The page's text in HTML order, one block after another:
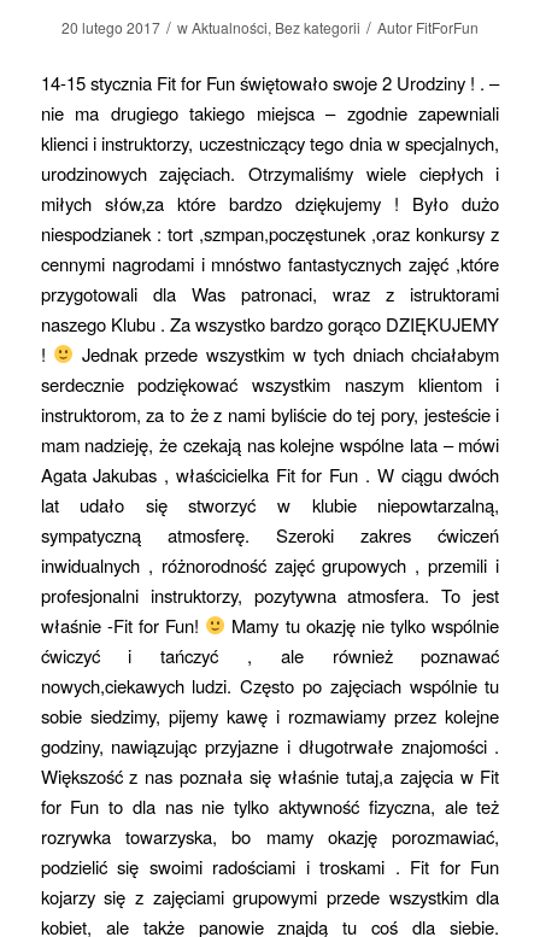
20 lutego 2017 / wAktualności, Bez kategorii / Autor FitForFun
14-15 stycznia Fit for Fun świętowało swoje 2 Urodziny ! . –
nie ma drugiego takiego miejsca – zgodnie zapewniali
klienci i instruktorzy, uczestniczący tego dnia w specjalnych,
urodzinowych zajęciach. Otrzymaliśmy wiele ciepłych i
miłych słów,za które bardzo dziękujemy ! Było dużo
niespodzianek : tort ,szmpan,poczęstunek ,oraz konkursy z
cennymi nagrodami i mnóstwo fantastycznych zajęć ,które
przygotowali dla Was patronaci, wraz z istruktorami
naszego Klubu . Za wszystko bardzo gorąco DZIĘKUJEMY
!
Jednak przede wszystkim w tych dniach chciałabym
serdecznie podziękować wszystkim naszym klientom i
instruktorom, za to że z nami byliście do tej pory, jesteście i
mam nadzieję, że czekają nas kolejne wspólne lata – mówi
Agata Jakubas , właścicielka Fit for Fun . W ciągu dwóch
lat udało się stworzyć w klubie niepowtarzalną,
sympatyczną atmosferę. Szeroki zakres ćwiczeń
inwidualnych , różnorodność zajęć grupowych , przemili i
profesjonalni instruktorzy, pozytywna atmosfera. To jest
właśnie -Fit for Fun!
Mamy tu okazję nie tylko wspólnie
ćwiczyć i tańczyć , ale również poznawać
nowych,ciekawych ludzi. Często po zajęciach wspólnie tu
sobie siedzimy, pijemy kawę i rozmawiamy przez kolejne
godziny, nawiązując przyjazne i długotrwałe znajomości .
Większość z nas poznała się właśnie tutaj,a zajęcia w Fit
for Fun to dla nas nie tylko aktywność fizyczna, ale też
rozrywka towarzyska, bo mamy okazję porozmawiać,
podzielić się swoimi radościami i troskami . Fit for Fun
kojarzy się z zajęciami grupowymi przede wszystkim dla
kobiet, ale także panowie znajdą tu coś dla siebie.